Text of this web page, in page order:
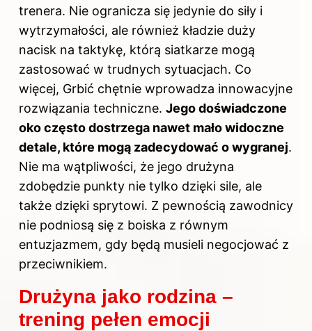
trenera. Nie ogranicza się jedynie do siły i
wytrzymałości, ale również kładzie duży
nacisk na taktykę, którą siatkarze mogą
zastosować w trudnych sytuacjach. Co
więcej, Grbić chętnie wprowadza innowacyjne
rozwiązania techniczne. Jego doświadczone
oko często dostrzega nawet mało widoczne
detale, które mogą zadecydować o wygranej.
Nie ma wątpliwości, że jego drużyna
zdobędzie punkty nie tylko dzięki sile, ale
także dzięki sprytowi. Z pewnością zawodnicy
nie podniosą się z boiska z równym
entuzjazmem, gdy będą musieli negocjować z
przeciwnikiem.
Drużyna jako rodzina –
trening pełen emocji